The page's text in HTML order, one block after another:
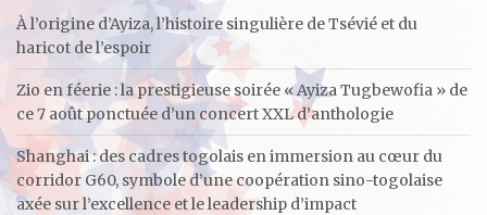
h
À l’origine d’Ayiza, l’histoire singulière de Tsévié et du
haricot de l’espoir
Zio en féerie : la prestigieuse soirée « Ayiza Tugbewofia » de
ce 7 août ponctuée d’un concert XXL d’anthologie
Shanghai : des cadres togolais en immersion au cœur du
corridor G60, symbole d’une coopération sino-togolaise
axée sur l’excellence et le leadership d’impact